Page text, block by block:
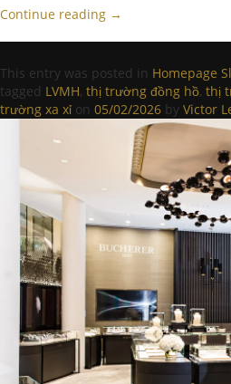
Continue reading →
This entry was posted in Homepage
tagged LVMH, thị trường đồng hồ, thị
trường xa xỉ on 05/02/2026 by Victor